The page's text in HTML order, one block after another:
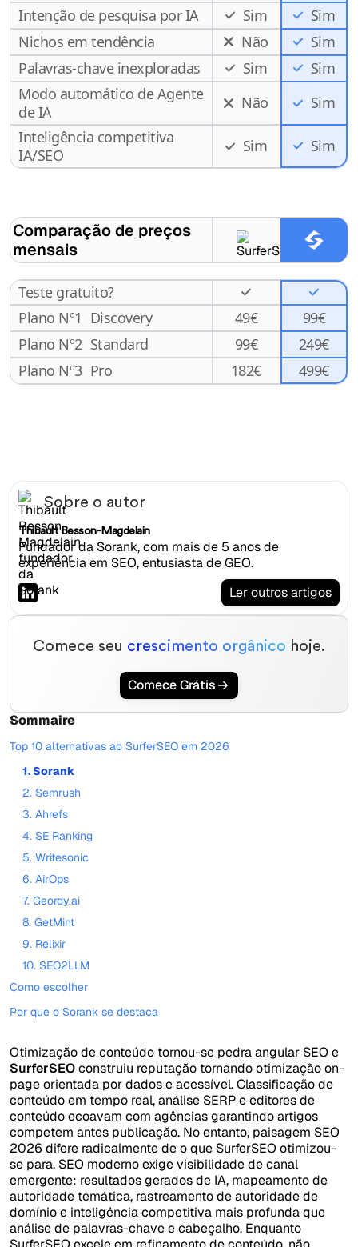
Intenção de pesquisa por IA
Sim
Sim
Nichos em tendência
Não
Sim
Palavras-chave inexploradas
Sim
Sim
Modo automático de Agente
de IA
Não
Sim
Inteligência competitiva
IA/SEO
Sim Sim
Comparação de preços
mensais
Teste gratuito?
Plano Nº1 Discovery 49€
99€
Plano Nº2 Standard 99€
249€
Plano Nº3 Pro 182€ 499€
Sobre o autor
Thibault Besson-Magdelain
Fundador da Sorank, com mais de 5 anos de
experiência em SEO, entusiasta de GEO.
Ler outros artigos
Comece seu crescimento orgânico hoje.
Comece Grátis
Sommaire
Top 10 alternativas ao SurferSEO em 2026
1. Sorank
2. Semrush
3. Ahrefs
4. SE Ranking
5. Writesonic
6. AirOps
7. Geordy.ai
8. GetMint
9. Relixir
10. SEO2LLM
Como escolher
Por que o Sorank se destaca
Otimização de conteúdo tornou-se pedra angular SEO e
SurferSEOconstruiu reputação tornando otimização on-
page orientada por dados e acessível. Classificação de
conteúdo em tempo real, análise SERP e editores de
conteúdo ecoavam com agências garantindo artigos
competem antes publicação. No entanto, paisagem SEO
2026 difere radicalmente de o que SurferSEO otimizou-
se para. SEO moderno exige visibilidade de canal
emergente: resultados gerados de IA, mapeamento de
autoridade temática, rastreamento de autoridade de
domínio e inteligência competitiva mais profunda que
análise de palavras-chave e cabeçalho. Enquanto